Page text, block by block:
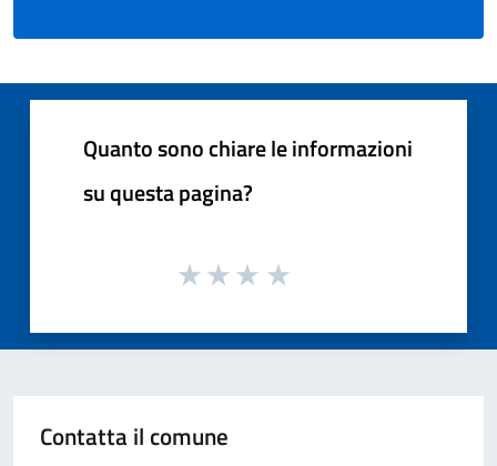
Quanto sono chiare le informazioni
su questa pagina?
Contatta il comune